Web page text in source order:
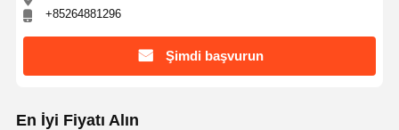
+85264881296
Şimdi başvurun
En İyi Fiyatı Alın